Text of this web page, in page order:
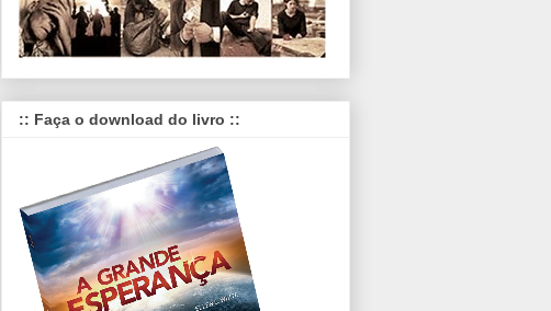
:: Faça o download do livro ::